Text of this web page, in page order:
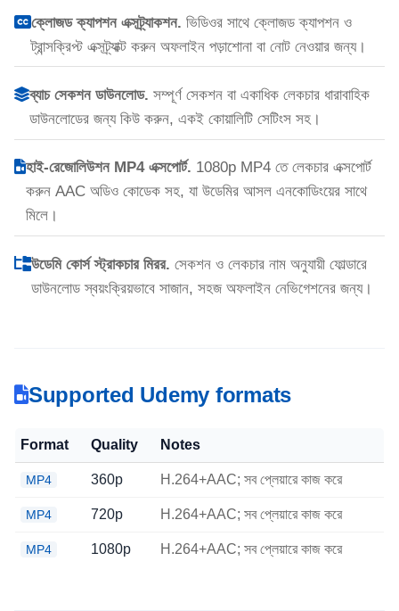
ক্লোজড ক্যাপশন এক্সট্র্যাকশন. ভিডিওর সাথে ক্লোজড ক্যাপশন ও
ট্রান্সক্রিপ্ট এক্সট্র্যাক্ট করুন অফলাইন পড়াশোনা বা নোট নেওয়ার জন্য।
ব্যাচ সেকশন ডাউনলোড. সম্পূর্ণ সেকশন বা একাধিক লেকচার ধারাবাহিক
ডাউনলোডের জন্য কিউ করুন, একই কোয়ালিটি সেটিংস সহ।
হাই-রেজোলিউশন MP4 এক্সপোর্ট. 1080p MP4 তে লেকচার এক্সপোর্ট
করুন AAC অডিও কোডেক সহ, যা উডেমির আসল এনকোডিংয়ের সাথে
মিলে।
উডেমি কোর্স স্ট্রাকচার মিরর. সেকশন ও লেকচার নাম অনুযায়ী ফোল্ডারে
ডাউনলোড স্বয়ংক্রিয়ভাবে সাজান, সহজ অফলাইন নেভিগেশনের জন্য।
Supported Udemy formats
Format Quality Notes
MP4 360p H.264+AAC; সব প্লেয়ারে কাজ করে
MP4 720p H.264+AAC; সব প্লেয়ারে কাজ করে
MP4 1080p H.264+AAC; সব প্লেয়ারে কাজ করে